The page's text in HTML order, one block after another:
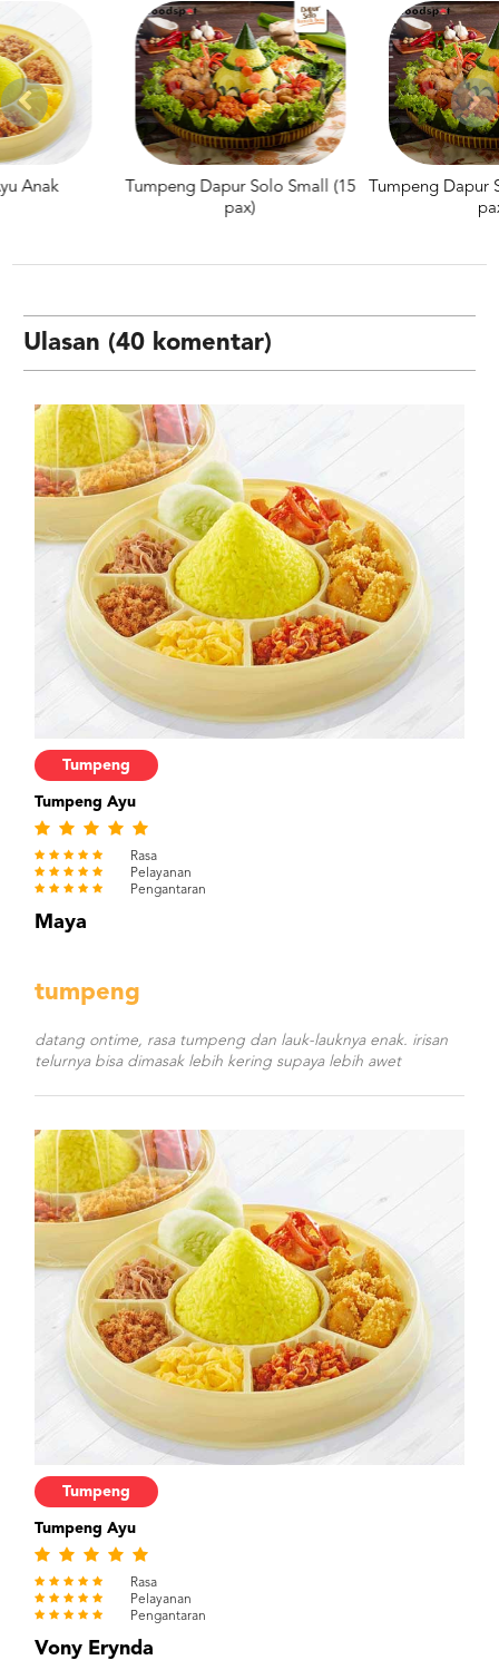
Tumpeng Dapur Solo Small (15
Tumpeng Dapur Solo Medium
Ulasan (40 komentar)
Tumpeng
Tumpeng Ayu
Rasa
Pelayanan
Pengantaran
Maya
tumpeng
datang ontime, rasa tumpeng dan lauk-lauknya enak. irisan
telurnya bisa dimasak lebih kering supaya lebih awet
Tumpeng
Tumpeng Ayu
Rasa
Pelayanan
Pengantaran
Vony Erynda